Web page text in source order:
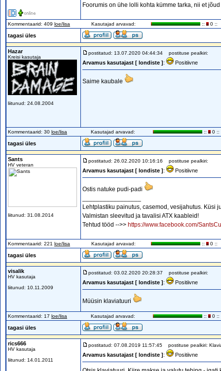
Foorumis on ühe lolli kohta kümme tarka, nii et
Kommentaarid: 409 loe/lisa Kasutajad arvavad: :: 0 ::
tagasi üles
Hazar
Kreisi kasutaja
liitunud: 24.08.2004
postitatud: 13.07.2020 04:44:34 postituse pealkiri:
Arvamus kasutajast [ londiste ]: Positiivne
Saime kaubale
Kommentaarid: 30 loe/lisa Kasutajad arvavad: :: 0 ::
tagasi üles
Sants
HV veteran
liitunud: 31.08.2014
postitatud: 26.02.2020 10:16:16 postituse pealkiri:
Arvamus kasutajast [ londiste ]: Positiivne
Ostis natuke pudi-padi
Lehtplastiku painutus, casemod, vesijahutus. Küsi
Valmistan sleevitud ja tavalisi ATX kaableid!
Tehtud tööd -->> https://www.facebook.com/
Kommentaarid: 221 loe/lisa Kasutajad arvavad: :: 0 ::
tagasi üles
visalik
HV kasutaja
liitunud: 10.11.2009
postitatud: 03.02.2020 20:28:37 postituse pealkiri:
Arvamus kasutajast [ londiste ]: Positiivne
Müüsin klaviatuuri
Kommentaarid: 17 loe/lisa Kasutajad arvavad: :: 0 ::
tagasi üles
rics666
HV kasutaja
liitunud: 14.01.2011
postitatud: 07.08.2019 11:57:45 postituse pealkiri:
Arvamus kasutajast [ londiste ]: Positiivne